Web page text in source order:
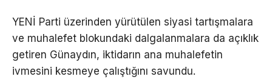
YENİ Parti üzerinden yürütülen siyasi tartışmalara
ve muhalefet blokundaki dalgalanmalara da açıklık
getiren Günaydın, iktidarın ana muhalefetin
ivmesini kesmeye çalıştığını savundu.